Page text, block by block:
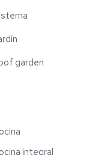
garden
integral